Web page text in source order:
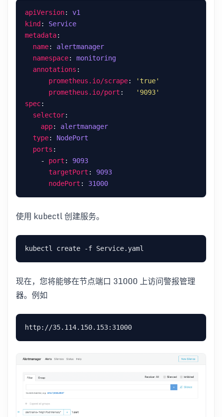
apiVersion: v1
kind: Service
metadata
name: alertmanager
namespace: monitoring
annotations
prometheus.io/scrape:
'true'
prometheus.io/port :
'9093'
spec
selector
app: alertmanager
type: NodePort
ports
    -
port : 9093
targetPort : 9093
nodePort : 31000
使用 kubectl 创建服务。
现在，您将能够在节点端口 31000 上访问警报管理
器。例如